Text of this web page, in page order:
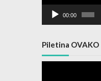
00:00
Piletina OVAKO